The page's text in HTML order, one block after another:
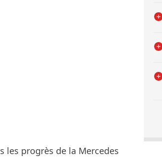
les progrès de la Mercedes